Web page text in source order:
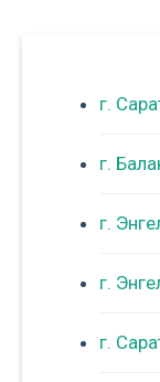
г.
г.
г.
г.
г.